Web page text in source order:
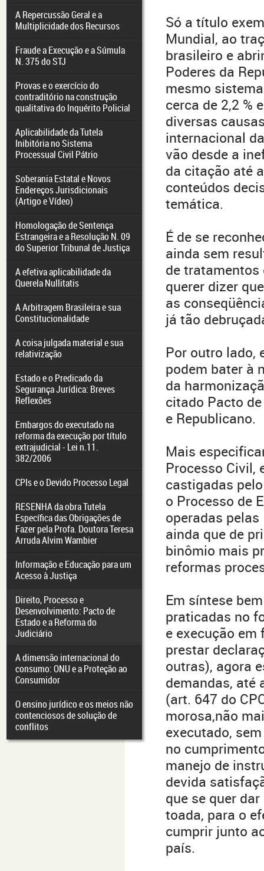
A Repercussão Geral e a
Multiplicidade dos Recursos
Fraude a Execução e a Súmula
N. 375 do STJ
Provas e o exercício do
contraditório na construção
qualitativa do Inquérito Policial
Aplicabilidade da Tutela
Inibitória no Sistema
Processual Civil Pátrio
Soberania Estatal e Novos
Endereços Jurisdicionais
(Artigo e Vídeo)
Homologação de Sentença
Estrangeira e a Resolução N. 09
do Superior Tribunal de Justiça
A efetiva aplicabilidade da
Querela Nullitatis
A Arbitragem Brasileira e sua
Constitucionalidade
A coisa julgada material e sua
relativização
Estado e o Predicado da
Segurança Jurídica: Breves
Reflexões
Embargos do executado na
reforma da execução por título
extrajudicial - Lei n.11.
382/2006
CPIs e o Devido Processo Legal
RESENHA da obra Tutela
Específica das Obrigações de
Fazer pela Profa. Doutora Teresa
Arruda Alvim Wambier
Informação e Educação para um
Acesso à Justiça
Direito, Processo e
Desenvolvimento: Pacto de
Estado e a Reforma do
Judiciário
A dimensão internacional do
consumo: ONU e a Proteção ao
Consumidor
O ensino jurídico e os meios não
contenciosos de solução de
conflitos
Só a título
Mundial, ao
brasileiro e
Poderes da
mesmo
cerca de 2,2 %
diversas
internacional
vão desde a
da citação até
conteúdos
temática.
É de se
ainda sem
de tratamentos
querer dizer
as
já tão
Por outro lado,
podem bater à
da
citado Pacto
e Republicano.
Mais
Processo Civil,
castigadas
o Processo de
operadas
ainda que de
binômio mais
reformas
Em síntese
praticadas no
e execução em
prestar
outras), agora
demandas, até
(art. 647 do
morosa,não
executado,
no
manejo de
devida
que se quer
toada, para o
cumprir junto
país.